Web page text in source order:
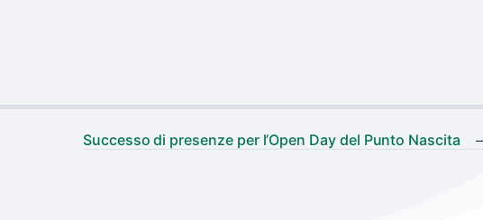
Successo di presenze per l’Open Day del Punto Nascita